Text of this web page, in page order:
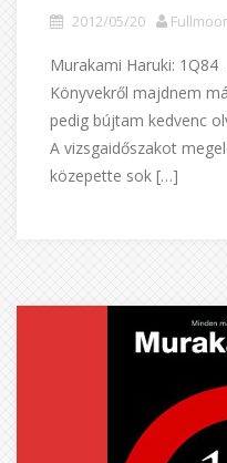
2012/05/20
Murakami Haruki:
Könyvekről majdnem
pedig bújtam kedvenc
A vizsgaidőszakot
közepette sok […]